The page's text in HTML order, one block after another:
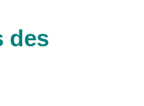
des